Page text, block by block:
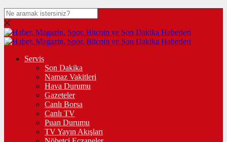
Servis
Son Dakika
Namaz Vakitleri
Hava Durumu
Gazeteler
Canlı Borsa
Canlı TV
Puan Durumu
TV Yayın Akışları